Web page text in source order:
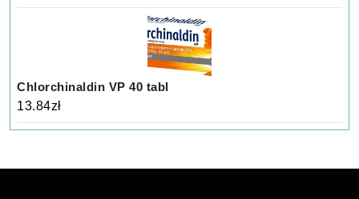
Chlorchinaldin VP 40 tabl
13.84zł